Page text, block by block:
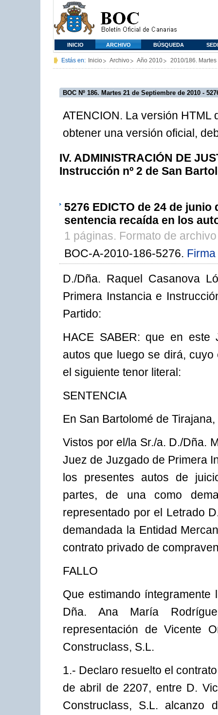
INICIO ARCHIVO BÚSQUEDA
Estás en: Inicio Archivo Año 2010 2010/186.
BOC Nº 186. Martes 21 de Septiembre de 2010 -
ATENCION. La versión HTML
obtener una versión oficial,
IV. ADMINISTRACIÓN DE
Instrucción nº 2 de San
5276 EDICTO de 24 de
sentencia recaída en los
1 páginas. Formato de
BOC-A-2010-186-5276.
D./Dña. Raquel Casanova
Primera Instancia e
Partido:
HACE SABER: que en
autos que luego se dirá,
el siguiente tenor literal:
SENTENCIA
En San Bartolomé de
Vistos por el/la Sr./a. D./Dña.
Juez de Juzgado de Primera
los presentes autos de
partes, de una como
representado por el Letrado
demandada la Entidad
contrato privado de
FALLO
Que estimando
Dña. Ana María
representación de Vicente
Construclass, S.L.
1.- Declaro resuelto el
de abril de 2207, entre D.
Construclass, S.L. alcanzo